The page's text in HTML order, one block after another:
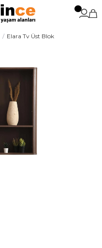
Elara Tv Üst Blok